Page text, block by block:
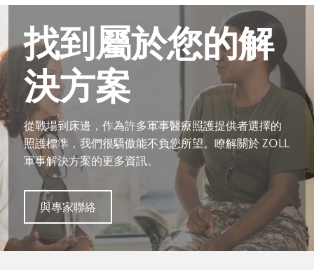
找到屬於您的解
決方案
從戰場到床邊，作為許多軍事醫療照護提供者選擇的
照護標準，我們很驕傲能不負您所望。瞭解關於 ZOLL
軍事解決方案的更多資訊。
與專家聯絡